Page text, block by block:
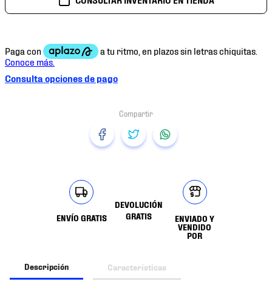
Consulta opciones de pago
ENVÍO GRATIS
DEVOLUCIÓN
GRATIS
ENVIADO Y
VENDIDO
POR
Descripción Características